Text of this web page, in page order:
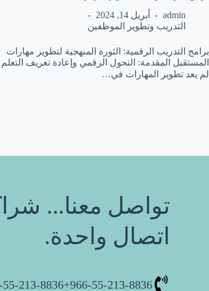
admin
أبريل 14, 2024
التدريب وتطوير الموظفين
برامج التدريب الرقمية: الثورة المنهجية لتطوير مهارات
المستقبل المقدمة: التحول الرقمي وإعادة تعريف التعلم
لم يعد تطوير المهارات في…
تواصل معنا...
اتصال واحدة.
966-55-213-8836+
213-8836+